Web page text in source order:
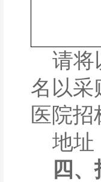
请将
名以采
医院
地址
四